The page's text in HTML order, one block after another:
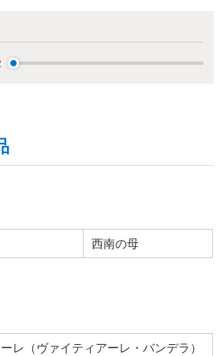
西南の母
レ（ヴァイティアーレ・バンデラ）